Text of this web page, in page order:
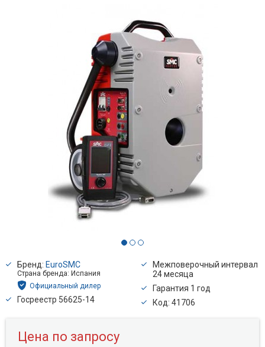
Бренд: EuroSMC
Страна бренда: Испания
Официальный дилер
Госреестр 56625-14
Межповерочный интервал
24 месяца
Гарантия 1 год
Код: 41706
Цена по запросу